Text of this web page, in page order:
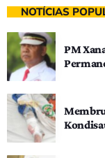
NOTÍCIAS
PM